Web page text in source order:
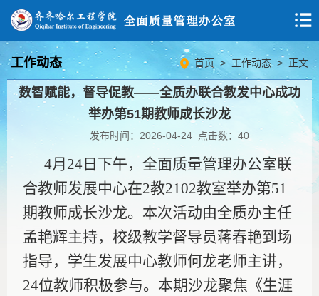
工作动态 首页 > 工作动态> 正文
数智赋能，督导促教——全质办联合教发中心成功
举办第51期教师成长沙龙
发布时间：2026-04-24 点击数： 40
4月24日下午，全面质量管理办公室联
合教师发展中心在2教2102教室举办第51
期教师成长沙龙。本次活动由全质办主任
孟艳辉主持，校级教学督导员蒋春艳到场
指导，学生发展中心教师何龙老师主讲，
24位教师积极参与。本期沙龙聚焦《生涯